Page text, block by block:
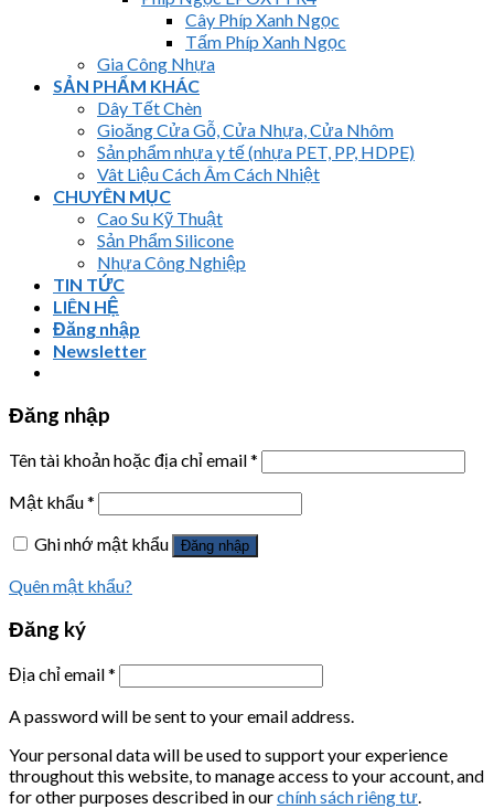
Cây Phíp Xanh Ngọc
Tấm Phíp Xanh Ngọc
Gia Công Nhựa
SẢN PHẨM KHÁC
Dây Tết Chèn
Gioăng Cửa Gỗ, Cửa Nhựa, Cửa Nhôm
Sản phẩm nhựa y tế (nhựa PET, PP, HDPE)
Vât Liệu Cách Âm Cách Nhiệt
CHUYÊN MỤC
Cao Su Kỹ Thuật
Sản Phẩm Silicone
Nhựa Công Nghiệp
TIN TỨC
LIÊN HỆ
Đăng nhập
Newsletter
Đăng nhập
Tên tài khoản hoặc địa chỉ email*
Mật khẩu*
Ghi nhớ mật khẩu
Đăng nhập
Quên mật khẩu?
Đăng ký
Địa chỉ email*
A password will be sent to your email address.
Your personal data will be used to support your experience
throughout this website, to manage access to your account, and
for other purposes described in ourchính sách riêng tư.